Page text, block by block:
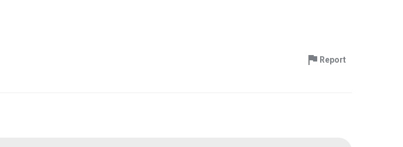
Report